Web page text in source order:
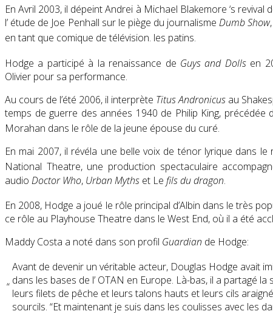
En Avril 2003, il dépeint Andrei à Michael Blakemore ‘s revival
l’ étude de Joe Penhall sur le piège du journalismeDumb Show
en tant que comique de télévision. les patins.
Hodge a participé à la renaissance de Guys and Dollsen
Olivier pour sa performance.
Au cours de l’été 2006, il interprète Titus Andronicus au
temps de guerre des années 1940 de Philip King, précédée
Morahan dans le rôle de la jeune épouse du curé.
En mai 2007, il révéla une belle voix de ténor lyrique dans
National Theatre, une production spectaculaire
audio Doctor Who, Urban Myths et Le fils du dragon.
En 2008, Hodge a joué le rôle principal d’Albin dans le très
ce rôle au Playhouse Theatre dans le West End, où il a été
Maddy Costa a noté dans son profil Guardian de Hodge:
“
Avant de devenir un véritable acteur, Douglas Hodge avait
dans les bases de l’ OTAN en Europe. Là-bas, il a partagé
leurs filets de pêche et leurs talons hauts et leurs cils
sourcils. “Et maintenant je suis dans les coulisses avec les